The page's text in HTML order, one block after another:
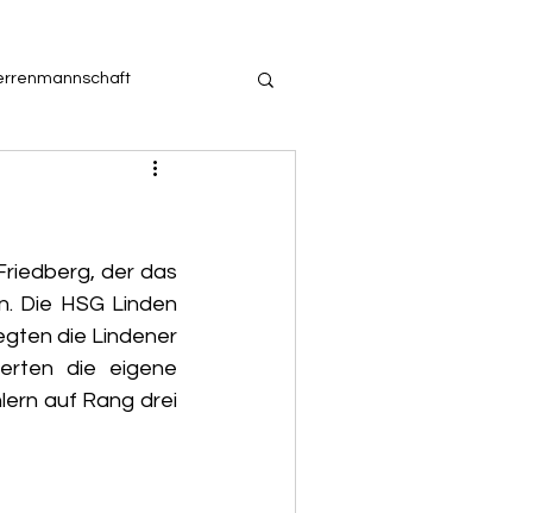
der das
Die HSG Linden
die Lindener
die eigene
auf Rang drei